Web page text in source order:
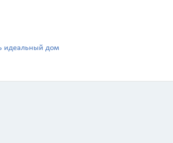
идеальный дом